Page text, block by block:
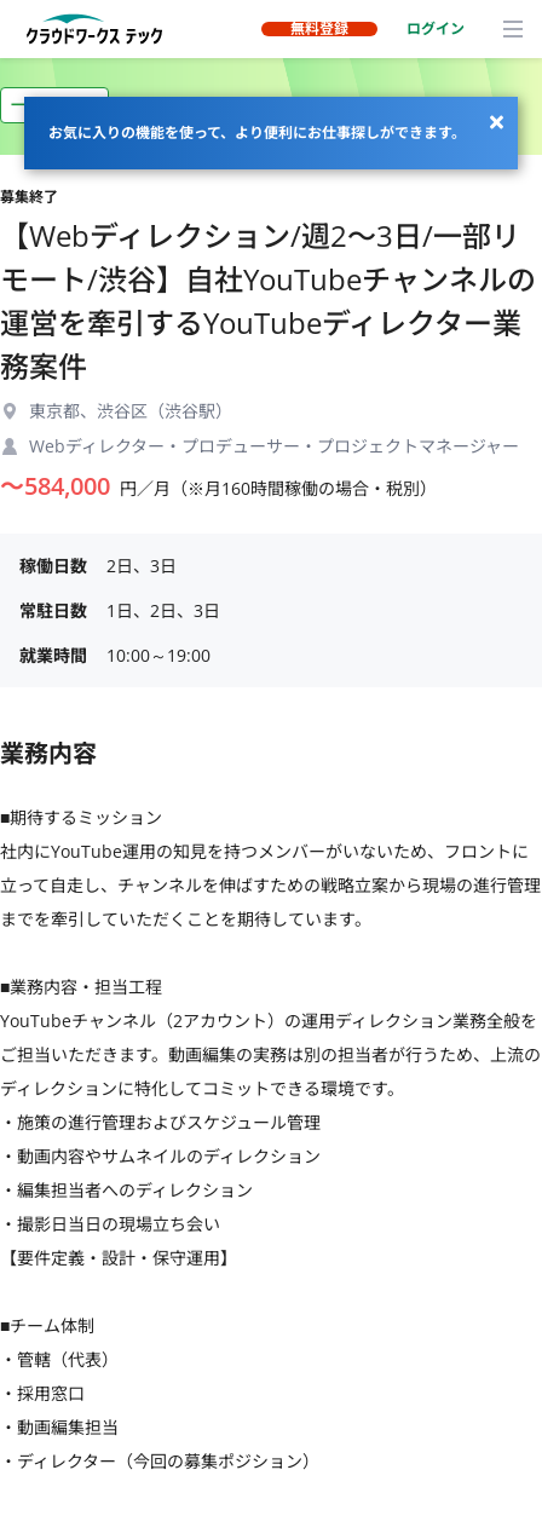
無料登録 ログイン
お気に入りの機能を使って、より便利にお仕事探しができます。
一部リモート
募集終了
【Webディレクション/週2〜3日/一部リ
モート/渋谷】自社YouTubeチャンネルの
運営を牽引するYouTubeディレクター業
務案件
東京都、渋谷区（渋谷駅）
Webディレクター・プロデューサー・プロジェクトマネージャー
〜584,000 円／月（※月160時間稼働の場合・税別）
稼働日数
2日、3日
常駐日数
1日、2日、3日
就業時間
10:00～19:00
業務内容
■期待するミッション
社内にYouTube運用の知見を持つメンバーがいないため、フロントに
立って自走し、チャンネルを伸ばすための戦略立案から現場の進行管理
までを牽引していただくことを期待しています。
■業務内容・担当工程
YouTubeチャンネル（2アカウント）の運用ディレクション業務全般を
ご担当いただきます。動画編集の実務は別の担当者が行うため、上流の
ディレクションに特化してコミットできる環境です。
・施策の進行管理およびスケジュール管理
・動画内容やサムネイルのディレクション
・編集担当者へのディレクション
・撮影日当日の現場立ち会い
【要件定義・設計・保守運用】
■チーム体制
・管轄（代表）
・採用窓口
・動画編集担当
・ディレクター（今回の募集ポジション）